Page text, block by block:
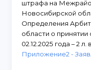
штрафа на
Новосибирской
Определения
области о
02.12.2025 года – 2
Приложение2 -